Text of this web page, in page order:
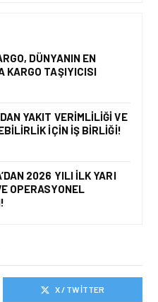
KISITLAMA
QATAR
SINIRLI UÇUŞ
HABERLER • 26 ŞUB 2026
AIRLINES VE
İŞ
• 30 OCA 2026
DÜNYANIN EN
KARGO TAŞIYICISI
YAKIT VERIMLILIĞI VE
IÇIN İŞ BIRLIĞI!
2026 YILI İLK YARI
OPERASYONEL
X / TWITTER